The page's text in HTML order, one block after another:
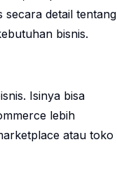
secara detail tentang
bisnis.
Isinya bisa
lebih
atau toko